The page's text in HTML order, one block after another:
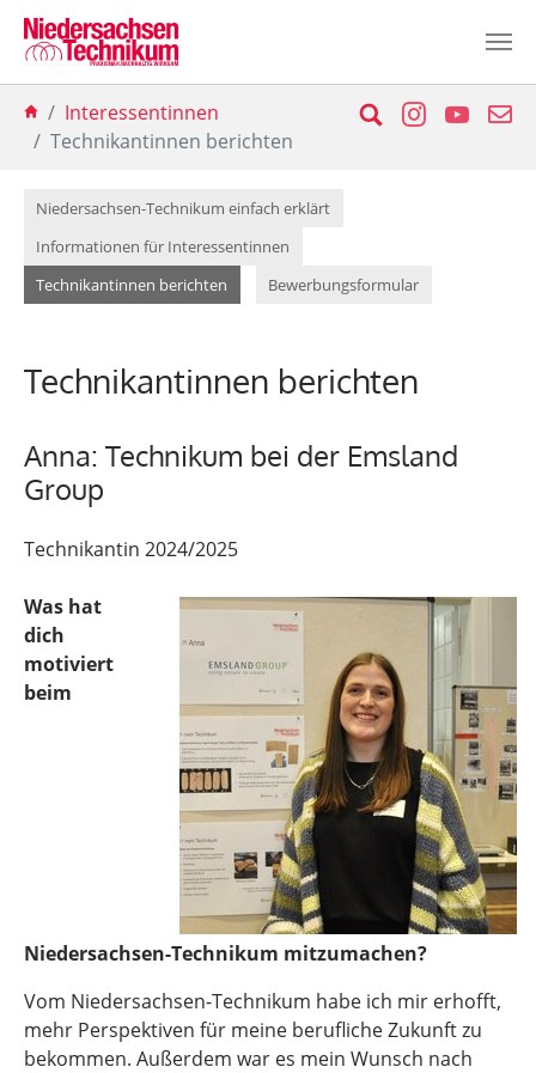
SucheInstagramE-
Interessentinnen
Technikantinnen berichten
Niedersachsen-Technikum einfach erklärt
Informationen für Interessentinnen
Technikantinnen berichten (current)Bewerbungsformular
Technikantinnen berichten
Anna: Technikum bei der Emsland
Group
Technikantin 2024/2025
Was hat
dich
motiviert
beim
Niedersachsen-Technikum mitzumachen?
Vom Niedersachsen-Technikum habe ich mir erhofft,
mehr Perspektiven für meine berufliche Zukunft zu
bekommen. Außerdem war es mein Wunsch nach